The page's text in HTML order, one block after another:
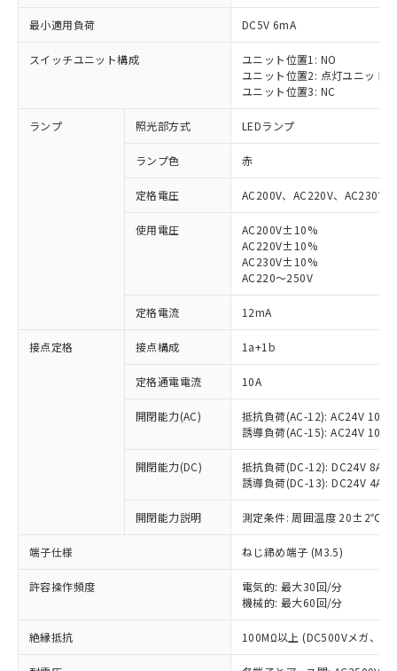
最小適用負荷 DC5V 6mA
スイッチユニット構成
ユニット位置1: NO
ユニット位置2: 点灯ユニット
ユニット位置3: NC
ランプ 照光部方式 LEDランプ
ランプ色 赤
定格電圧 AC200V、AC220V、AC230V
使用電圧
AC200V±10%
AC220V±10%
AC230V±10%
AC220～250V
定格電流 12mA
接点定格 接点構成 1a+1b
定格通電電流 10A
開閉能力(AC)
抵抗負荷(AC-12): AC24V 10A/
誘導負荷(AC-15): AC24V
開閉能力(DC)
抵抗負荷(DC-12): DC24V 8A/
誘導負荷(DC-13): DC24V 4A/
開閉能力説明 測定条件: 周囲温度 20±2℃、
端子仕様 ねじ締め端子 (M3.5)
許容操作頻度
電気的: 最大30回/分
機械的: 最大60回/分
絶縁抵抗 100MΩ以上 (DC500Vメガ、点
ご利用条件
以下の条件をお読みいただき、同意のうえ
ご利用ください。
本サービスは、当社制御機器事業取扱
商品の当社在庫状況および標準価格
(税抜)を提供させていただくもので
当社制御機器事業取扱商品の中には、
本サービスの対象外となる商品もある
※1 対応状況
対応済み：EU RoHS指令（10物質）の
非含有に対応した製品が提供可能な商品で
対応予定：EU RoHS指令（10物質）の非含
有に対応した製品に切り替える予定のある
対応予定なし：EU RoHS指令（10物質）の
非含有に非対応の商品で、対応品を出す予
調査・確認中：EU RoHS指令（10物質）の
非含有の対応状況を調査中または確認中の
商品です。
非該当品：ライセンス料など無形物で、有
害物質有無と関係のない商品です。
仕入先様の事情により、非含有部品として
いたものが、含有品と判明した場合などや
「○」：最大均質材料含有率が中国RoHSの
基準値以下であることを示します。
「×」：最大均質材料含有率が中国RoHSの
基準値を超えていることを示します。
当社は、これら貴社製品のうち、外国